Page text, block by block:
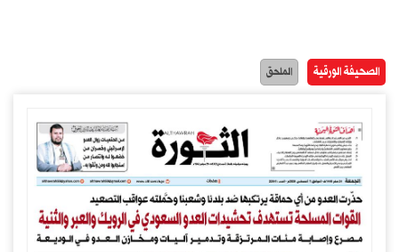
الصحيفة الورقية الملحق